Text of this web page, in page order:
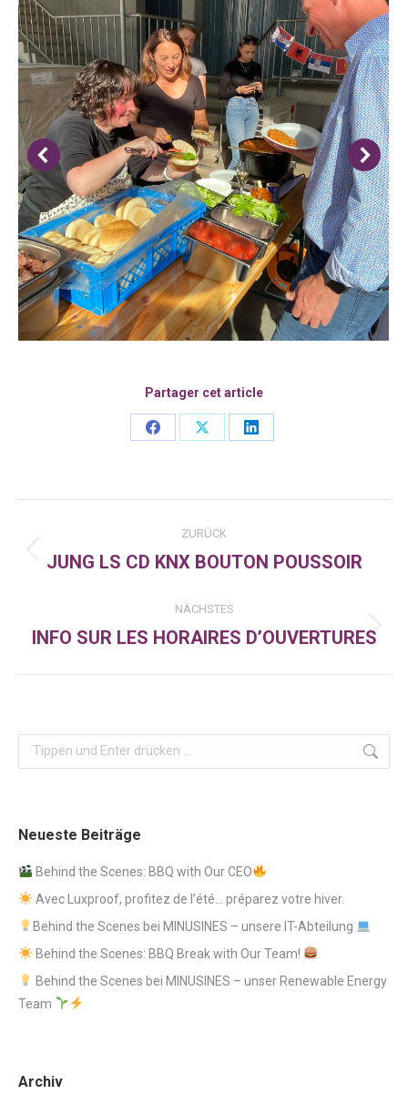
Partager cet article
Share
Share
Share
Kommentarnavigation
ZURÜCK
Vorheriger
JUNG LS CD KNX BOUTON POUSSOIR
NÄCHSTES
Nächster
INFO SUR LES HORAIRES D’OUVERTURES
Search:
Neueste Beiträge
Behind the Scenes: BBQ with Our CEO
Avec Luxproof, profitez de l’été… préparez votre hiver.
Behind the Scenes bei MINUSINES – unsere IT-Abteilung
Behind the Scenes: BBQ Break with Our Team!
Behind the Scenes bei MINUSINES – unser Renewable Energy
Team
Archiv